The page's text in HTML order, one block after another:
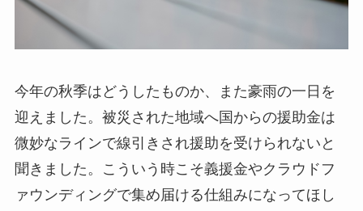
今年の秋季はどうしたものか、また豪雨の一日を
迎えました。被災された地域へ国からの援助金は
微妙なラインで線引きされ援助を受けられないと
聞きました。こういう時こそ義援金やクラウドフ
ァウンディングで集め届ける仕組みになってほし